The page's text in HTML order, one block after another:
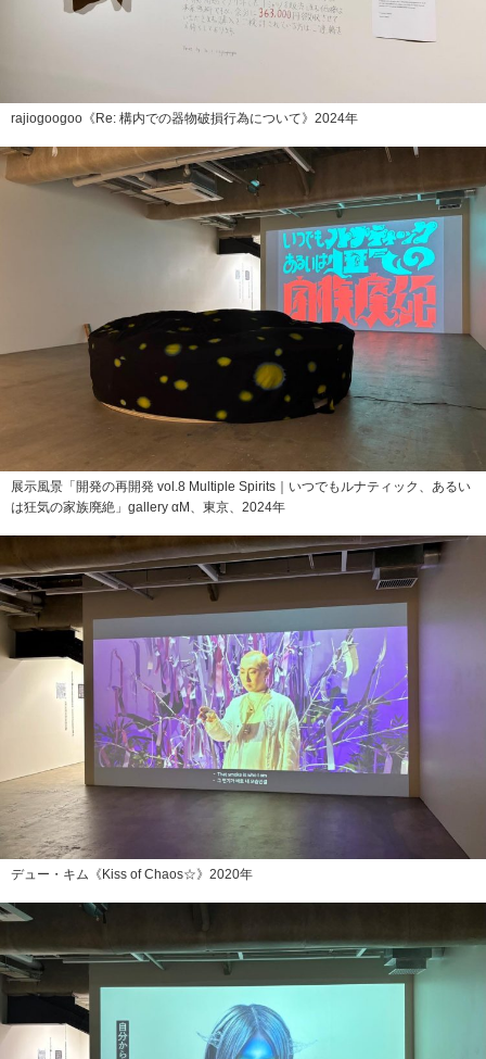
rajiogoogoo《Re: 構内での器物破損行為について》2024年
展示風景「開発の再開発 vol.8 Multiple Spirits｜いつでもルナティック、あるい
は狂気の家族廃絶」gallery αM、東京、2024年
デュー・キム《Kiss of Chaos☆》2020年